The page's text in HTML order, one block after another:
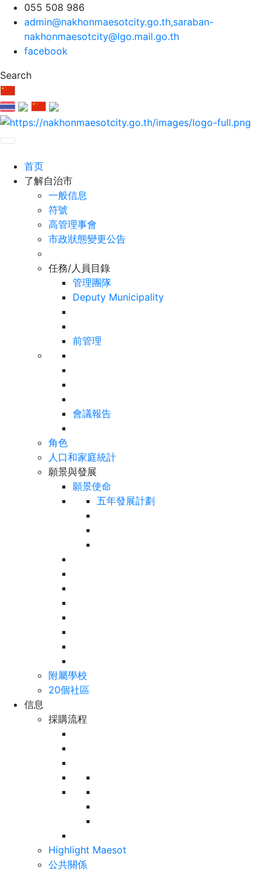
055 508 986
admin@nakhonmaesotcity.go.th,saraban-
nakhonmaesotcity@lgo.mail.go.th
facebook
Search
首页
了解自治市
一般信息
符號
高管理事會
市政狀態變更公告
任務/人員目錄
管理團隊
Deputy Municipality
前管理
會議報告
角色
人口和家庭統計
願景與發展
願景使命
五年發展計劃
附屬學校
20個社區
信息
採購流程
Highlight Maesot
公共關係